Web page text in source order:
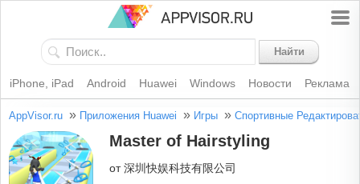
Найти
iPhone, iPad Android Huawei Windows Новости Реклама
AppVisor.ru » Приложения Huawei » Игры » Спортивные
Master of Hairstyling
от 深圳快娱科技有限公司